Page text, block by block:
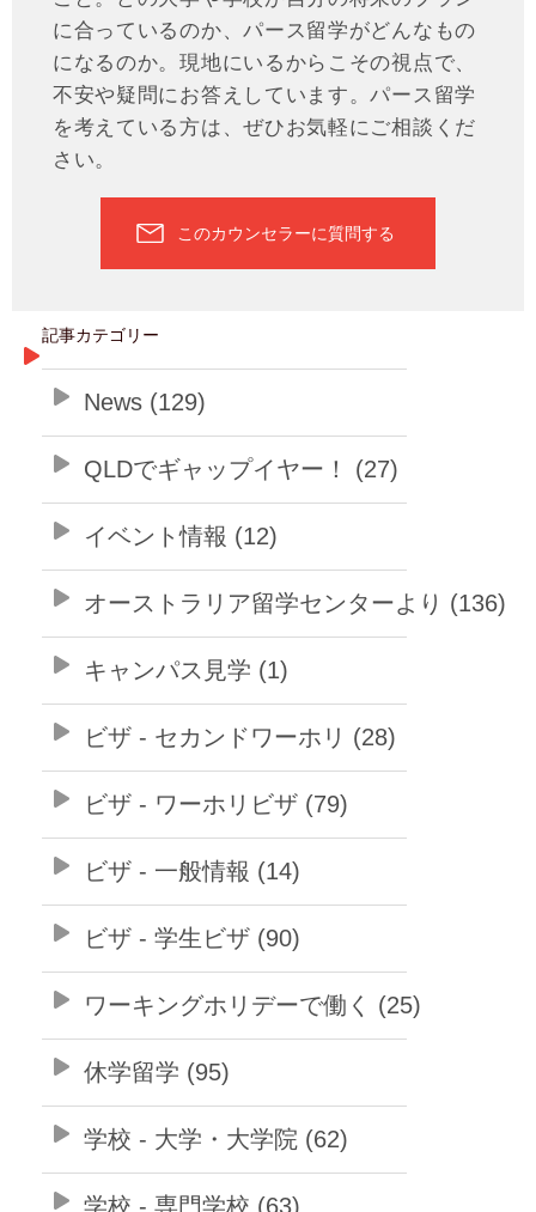
に合っているのか、パース留学がどんなもの
になるのか。現地にいるからこその視点で、
不安や疑問にお答えしています。パース留学
を考えている方は、ぜひお気軽にご相談くだ
さい。
このカウンセラーに質問する
記事カテゴリー
News (129)
QLDでギャップイヤー！ (27)
イベント情報 (12)
オーストラリア留学センターより (136)
キャンパス見学 (1)
ビザ - セカンドワーホリ (28)
ビザ - ワーホリビザ (79)
ビザ - 一般情報 (14)
ビザ - 学生ビザ (90)
ワーキングホリデーで働く (25)
休学留学 (95)
学校 - 大学・大学院 (62)
学校 - 専門学校 (63)